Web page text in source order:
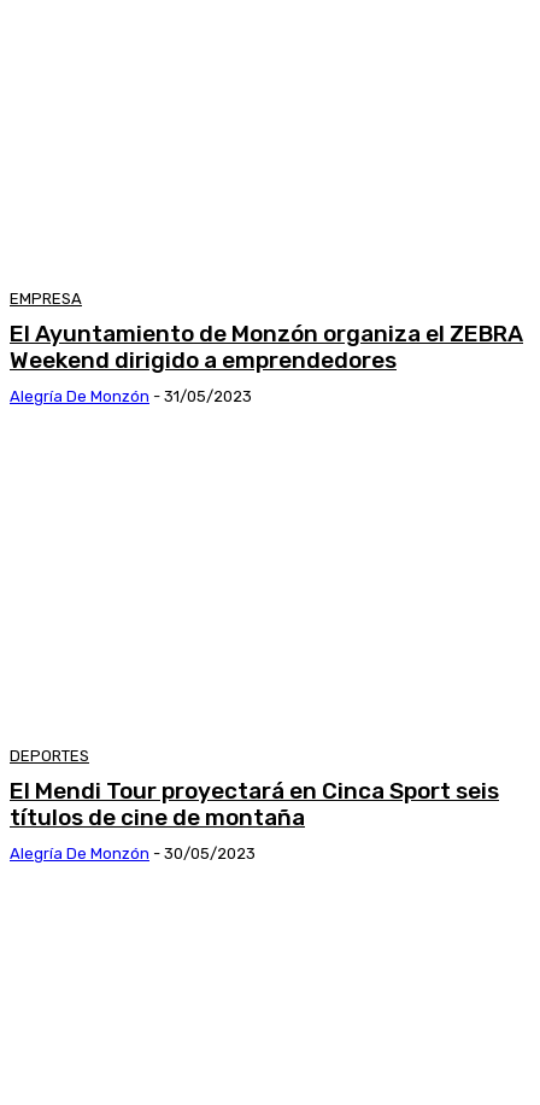
EMPRESA
El Ayuntamiento de Monzón organiza el ZEBRA
Weekend dirigido a emprendedores
Alegría De Monzón - 31/05/2023
DEPORTES
El Mendi Tour proyectará en Cinca Sport seis
títulos de cine de montaña
Alegría De Monzón - 30/05/2023